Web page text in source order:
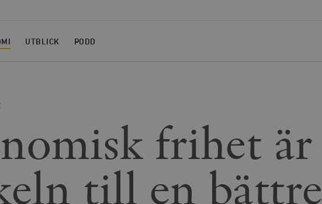
UTBLICK PODD
frihet är
till en bättre